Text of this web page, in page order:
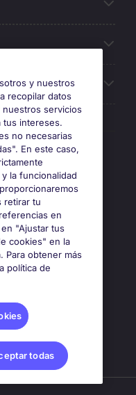
y nuestros
recopilar datos
servicios
tus intereses.
no necesarias
En este caso,
la funcionalidad
retirar tu
en
"Ajustar tus
cookies" en la
Para obtener más
política de
todas